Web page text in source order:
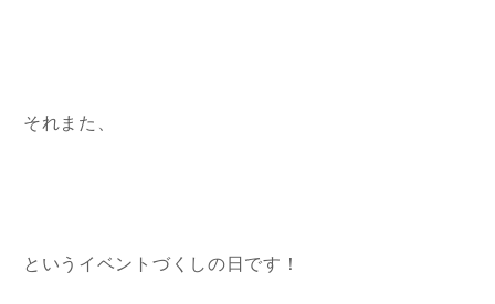
それまた、
というイベントづくしの日です！